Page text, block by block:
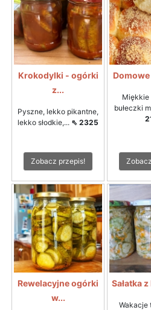
Krokodylki - ogórki
z...
Pyszne, lekko pikantne,
lekko słodkie,... ⇖ 2325
Zobacz przepis!
Domowe
Miękkie
bułeczki
Rewelacyjne ogórki
w...
Sałatka
Wakacje